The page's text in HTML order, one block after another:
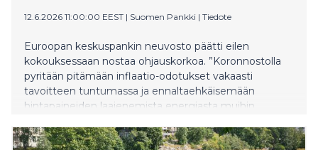
12.6.2026 11:00:00 EEST | Suomen Pankki | Tiedote
Euroopan keskuspankin neuvosto päätti eilen
kokouksessaan nostaa ohjauskorkoa. ”Koronnostolla
pyritään pitämään inflaatio-odotukset vakaasti
tavoitteen tuntumassa ja ennaltaehkäisemään
hintapaineiden laajenemista energiasta muihin
pääjohtaja Olli Rehn.